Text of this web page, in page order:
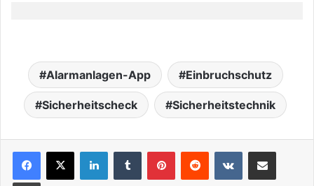
Alarmanlagen-App Einbruchschutz
Sicherheitscheck Sicherheitstechnik